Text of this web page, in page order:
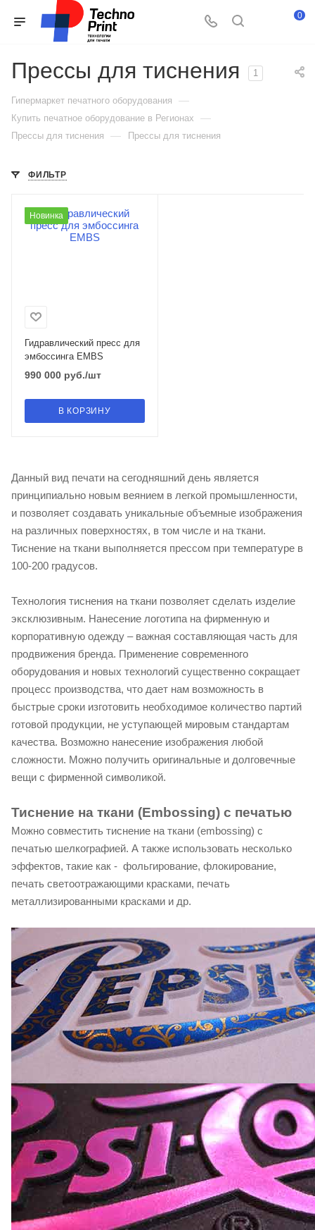
0
Прессы для тиснения 1
Гипермаркет печатного оборудования —
Купить печатное оборудование в Регионах —
Прессы для тиснения — Прессы для тиснения
ФИЛЬТР
Новинка
Гидравлический пресс для
эмбоссинга EMBS
990 000 руб./шт
В КОРЗИНУ
Данный вид печати на сегодняшний день является
принципиально новым веянием в легкой промышленности,
и позволяет создавать уникальные объемные изображения
на различных поверхностях, в том числе и на ткани.
Тиснение на ткани выполняется прессом при температуре в
100-200 градусов.
Технология тиснения на ткани позволяет сделать изделие
эксклюзивным. Нанесение логотипа на фирменную и
корпоративную одежду – важная составляющая часть для
продвижения бренда. Применение современного
оборудования и новых технологий существенно сокращает
процесс производства, что дает нам возможность в
быстрые сроки изготовить необходимое количество партий
готовой продукции, не уступающей мировым стандартам
качества. Возможно нанесение изображения любой
сложности. Можно получить оригинальные и долговечные
вещи с фирменной символикой.
Тиснение на ткани (Embossing) с печатью
Можно совместить тиснение на ткани (embossing) c
печатью шелкографией. А также использовать несколько
эффектов, такие как - фольгирование, флокирование,
печать светоотражающими красками, печать
металлизированными красками и др.